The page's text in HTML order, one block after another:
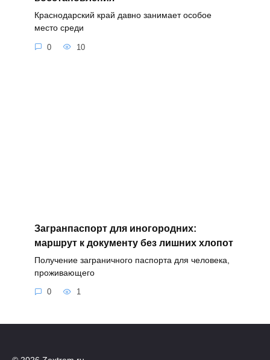
Краснодарский край давно занимает особое
место среди
0 10
Загранпаспорт для иногородних:
маршрут к документу без лишних хлопот
Получение заграничного паспорта для человека,
проживающего
0 1